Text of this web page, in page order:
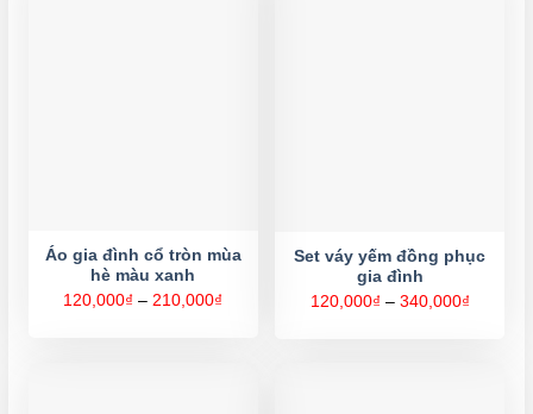
Áo gia đình cổ tròn mùa
hè màu xanh
120,000₫ – 210,000₫
Set váy yếm đồng phục
gia đình
120,000₫ – 340,000₫Khoảng